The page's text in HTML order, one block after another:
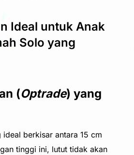
Ideal untuk Anak
Solo yang
(Optrade) yang
berkisar antara 15 cm
tinggi ini, lutut tidak akan